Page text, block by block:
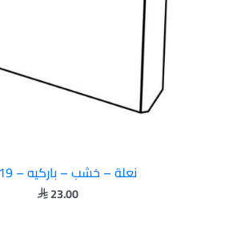
نعلة – خشب – باركيه – S-819
23.00